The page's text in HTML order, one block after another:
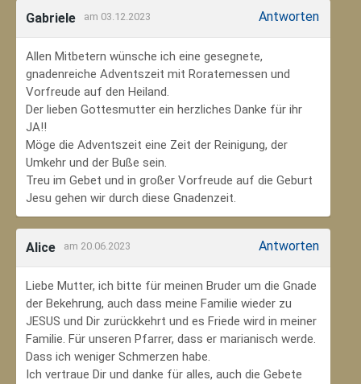
Gabriele am 03.12.2023 Antworten
Allen Mitbetern wünsche ich eine gesegnete,
gnadenreiche Adventszeit mit Roratemessen und
Vorfreude auf den Heiland.
Der lieben Gottesmutter ein herzliches Danke für ihr
JA!!
Möge die Adventszeit eine Zeit der Reinigung, der
Umkehr und der Buße sein.
Treu im Gebet und in großer Vorfreude auf die Geburt
Jesu gehen wir durch diese Gnadenzeit.
Alice am 20.06.2023 Antworten
Liebe Mutter, ich bitte für meinen Bruder um die Gnade
der Bekehrung, auch dass meine Familie wieder zu
JESUS und Dir zurückkehrt und es Friede wird in meiner
Familie. Für unseren Pfarrer, dass er marianisch werde.
Dass ich weniger Schmerzen habe.
Ich vertraue Dir und danke für alles, auch die Gebete